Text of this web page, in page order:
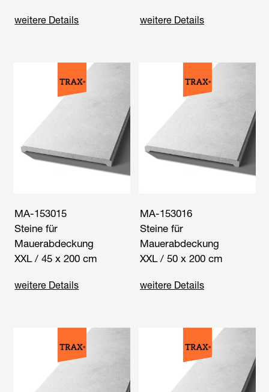
weitere Details weitere Details
MA-153015
Steine für
Mauerabdeckung
XXL / 45 x 200 cm
weitere Details
MA-153016
Steine für
Mauerabdeckung
XXL / 50 x 200 cm
weitere Details